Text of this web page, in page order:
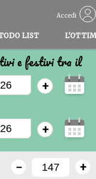
Accedi
LIST
e festivi tra il
+
+
+
-